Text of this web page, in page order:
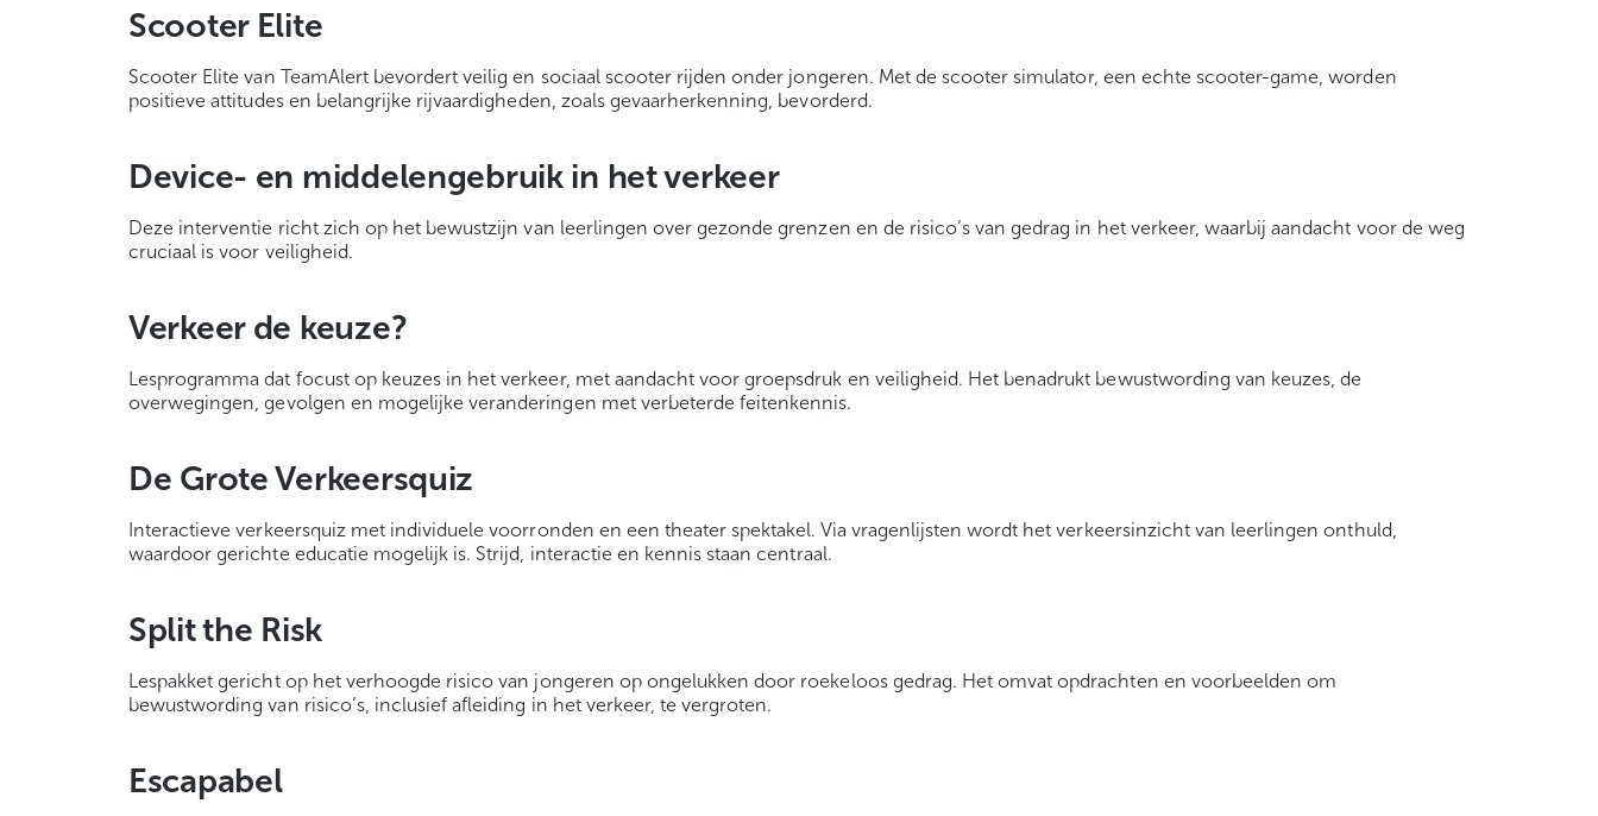
Scooter Elite
Scooter Elite van TeamAlert bevordert veilig en sociaal scooter rijden onder jongeren. Met de scooter simulator, een echte scooter-game, worden
positieve attitudes en belangrijke rijvaardigheden, zoals gevaarherkenning, bevorderd.
Device- en middelengebruik in het verkeer
Deze interventie richt zich op het bewustzijn van leerlingen over gezonde grenzen en de risico’s van gedrag in het verkeer, waarbij aandacht voor de weg
cruciaal is voor veiligheid.
Verkeer de keuze?
Lesprogramma dat focust op keuzes in het verkeer, met aandacht voor groepsdruk en veiligheid. Het benadrukt bewustwording van keuzes, de
overwegingen, gevolgen en mogelijke veranderingen met verbeterde feitenkennis.
De Grote Verkeersquiz
Interactieve verkeersquiz met individuele voorronden en een theater spektakel. Via vragenlijsten wordt het verkeersinzicht van leerlingen onthuld,
waardoor gerichte educatie mogelijk is. Strijd, interactie en kennis staan centraal.
Split the Risk
Lespakket gericht op het verhoogde risico van jongeren op ongelukken door roekeloos gedrag. Het omvat opdrachten en voorbeelden om
bewustwording van risico’s, inclusief afleiding in het verkeer, te vergroten.
Escapabel